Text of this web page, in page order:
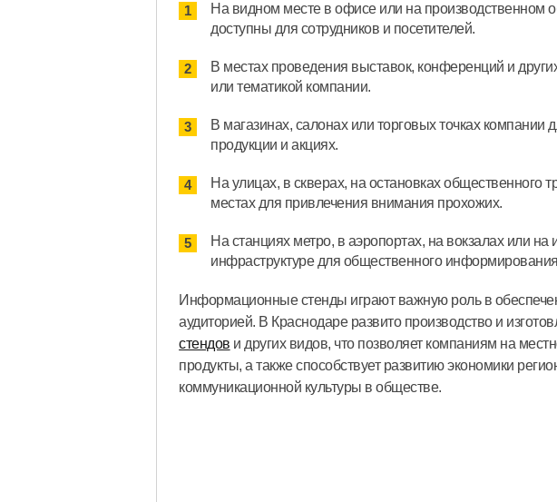
На видном месте в офисе или на производственном
доступны для сотрудников и посетителей.
В местах проведения выставок, конференций и
или тематикой компании.
В магазинах, салонах или торговых точках
продукции и акциях.
На улицах, в скверах, на остановках общественного
местах для привлечения внимания прохожих.
На станциях метро, в аэропортах, на вокзалах или
инфраструктуре для общественного
Информационные стенды играют важную роль в
аудиторией. В Краснодаре развито производство и
стендов и других видов, что позволяет компаниям на
продукты, а также способствует развитию экономики
коммуникационной культуры в обществе.